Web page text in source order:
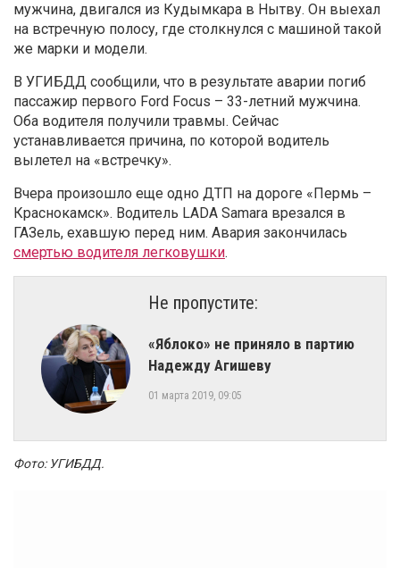
мужчина, двигался из Кудымкара в Нытву. Он выехал
на встречную полосу, где столкнулся с машиной такой
же марки и модели.
В УГИБДД сообщили, что в результате аварии погиб
пассажир первого Ford Focus – 33-летний мужчина.
Оба водителя получили травмы. Сейчас
устанавливается причина, по которой водитель
вылетел на «встречку».
Вчера произошло еще одно ДТП на дороге «Пермь –
Краснокамск». Водитель LADA Samara врезался в
ГАЗель, ехавшую перед ним. Авария закончилась
смертью водителя легковушки.
Не пропустите:
«Яблоко» не приняло в партию
Надежду Агишеву
01 марта 2019, 09:05
Фото: УГИБДД.